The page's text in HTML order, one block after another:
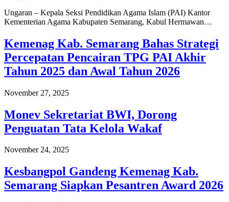
Ungaran – Kepala Seksi Pendidikan Agama Islam (PAI) Kantor
Kementerian Agama Kabupaten Semarang, Kabul Hermawan…
Kemenag Kab. Semarang Bahas Strategi
Percepatan Pencairan TPG PAI Akhir
Tahun 2025 dan Awal Tahun 2026
November 27, 2025
Monev Sekretariat BWI, Dorong
Penguatan Tata Kelola Wakaf
November 24, 2025
Kesbangpol Gandeng Kemenag Kab.
Semarang Siapkan Pesantren Award 2026